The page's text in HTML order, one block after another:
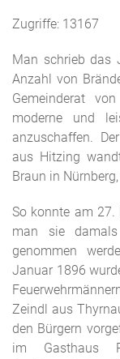
Zugriffe: 13167
Man schrieb das
Anzahl von
Gemeinderat
moderne und
anzuschaffen.
aus Hitzing
Braun in
So konnte am 27.
man sie
genommen
Januar 1896
Zeindl aus
den Bürgern
im Gasthaus